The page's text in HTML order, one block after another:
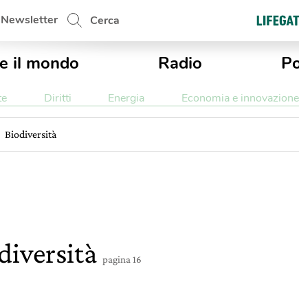
Newsletter Cerca
il mondo Radio
Diritti Energia Economia e innovazione
Biodiversità
pagina 16